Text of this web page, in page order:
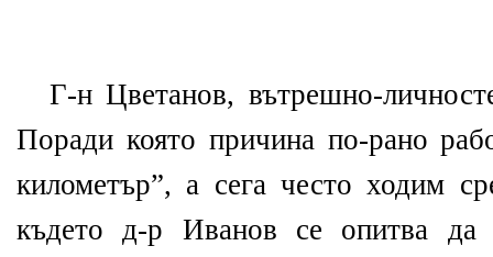
Г-н Цветанов, вътрешно-
Поради която причина по-рано
километър”, а сега често ходим
където д-р Иванов се опитва да